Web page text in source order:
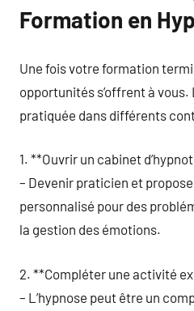
Formation en
Une fois votre formation
opportunités s’offrent à vous.
pratiquée dans différents
1. **Ouvrir un cabinet
– Devenir praticien et
personnalisé pour des
la gestion des émotions.
2. **Compléter une activité
– L’hypnose peut être un